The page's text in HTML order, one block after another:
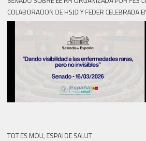
COLABORACION DE HSJD Y FEDER CELEBRADA
TOT ES MOU, ESPAI DE SALUT